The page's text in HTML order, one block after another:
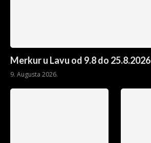
Merkur u Lavu od 9.8 do 25.8.2026
9. Augusta 2026.